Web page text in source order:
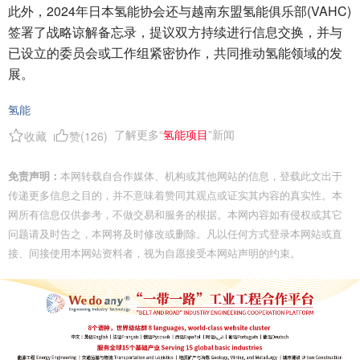
此外，2024年日本氢能协会还与越南东盟氢能俱乐部(VAHC)
签署了战略谅解备忘录，提议双方持续进行信息交换，并与
已设立的委员会或工作组紧密协作，共同推动氢能领域的发
展。
氢能
收藏
赞(126) 了解更多“氢能项目”新闻
免责声明： 本网转载自合作媒体、机构或其他网站的信息，登载此文出于
传递更多信息之目的，并不意味着赞同其观点或证实其内容的真实性。本
网所有信息仅供参考，不做交易和服务的根据。本网内容如有侵权或其它
问题请及时告之，本网将及时修改或删除。凡以任何方式登录本网站或直
接、间接使用本网站资料者，视为自愿接受本网站声明的约束。